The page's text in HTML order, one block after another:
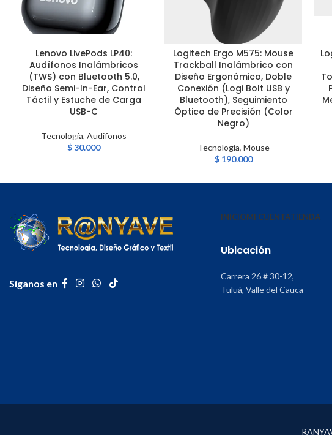
LEER MÁSLenovo LivePods LP40:
Audífonos Inalámbricos
(TWS) con Bluetooth 5.0,
Diseño Semi-In-Ear, Control
Táctil y Estuche de Carga
USB-C
Tecnología,Audifonos
$30.000
AÑADIR AL CARRITO
Logitech Ergo M575: Mouse
Trackball Inalámbrico con
Diseño Ergonómico, Doble
Conexión (Logi Bolt USB y
Bluetooth), Seguimiento
Óptico de Precisión (Color
Negro)
Tecnología, Mouse
$190.000
Síganos en
INICIOMI CUENTATIENDA
Ubicación
Carrera 26 # 30-12,
Tuluá, Valle del Cauca